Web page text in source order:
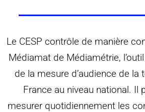
Le CESP contrôle de manière
Médiamat de Médiamétrie,
de la mesure d’audience de la
France au niveau national. Il
mesurer quotidiennement les